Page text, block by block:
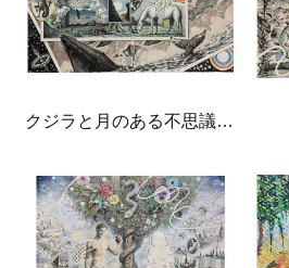
クジラと月のある不思議な部屋